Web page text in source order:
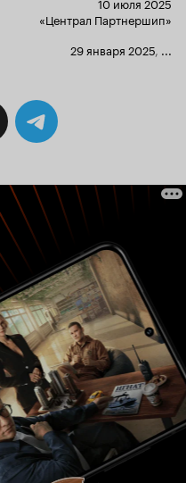
как у
моралью
от
«Централ Партнершип»
29 января 2025